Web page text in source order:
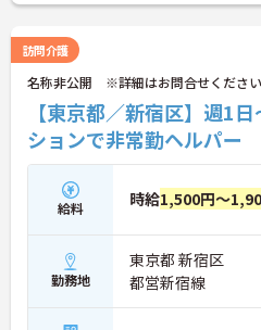
訪問介護
名称非公開 ※詳細はお問合せください
【東京都／新宿区】週1
ションで非常勤ヘルパー
給料 時給1,500円～
勤務地
東京都 新宿区
都営新宿線